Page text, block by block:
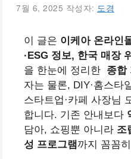
7월 6, 2025 작성자: 도경
이 글은 이케아 온라인
·ESG 정보, 한국 매장
을 한눈에 정리한 종합
자는 물론, DIY·홈스타
스타트업·카페 사장님
합니다. 기존 안내보다
담아, 쇼핑뿐 아니라 조
성 프로그램까지 꼼꼼